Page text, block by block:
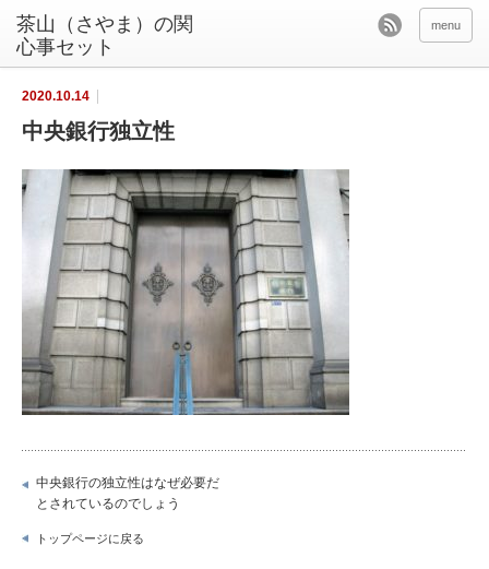
茶山（さやま）の関
心事セット
menu
2020.10.14
中央銀行独立性
中央銀行の独立性はなぜ必要だ
とされているのでしょう
トップページに戻る